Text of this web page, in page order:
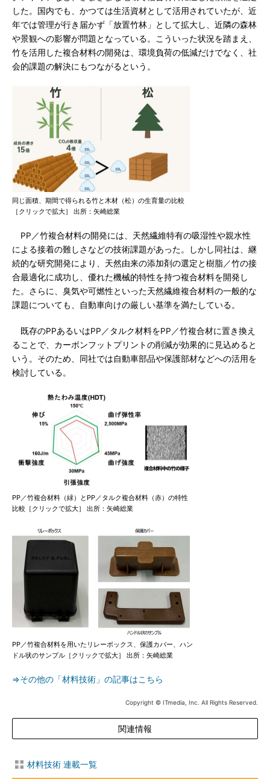
した。国内でも、かつては生活資材として活用されていたが、近
年では管理が行き届かず「放置竹林」として拡大し、近隣の森林
や景観への影響が問題となっている。こういった状況を踏まえ、
竹を活用した複合材料の開発は、環境負荷の低減だけでなく、社
会的課題の解決にもつながるという。
同じ面積、期間で得られる竹と木材（松）の生育量の比較
［クリックで拡大］ 出所：矢崎総業
PP／竹複合材料の開発には、天然繊維特有の吸湿性や親水性
による接着の難しさなどの技術課題があった。しかし同社は、継
続的な研究開発により、天然由来の添加剤の選定と樹脂／竹の接
合最適化に成功し、優れた機械的特性を持つ複合材料を開発し
た。さらに、臭気や可燃性といった天然繊維複合材料の一般的な
課題についても、自動車向けの厳しい基準を満たしている。
既存のPPあるいはPP／タルク材料をPP／竹複合材に置き換え
ることで、カーボンフットプリントの削減が効果的に見込めると
いう。そのため、同社では自動車部品や保護部材などへの活用を
検討している。
PP／竹複合材料（緑）とPP／タルク複合材料（赤）の特性
比較［クリックで拡大］ 出所：矢崎総業
PP／竹複合材料を用いたリレーボックス、保護カバー、ハン
ドル状のサンプル［クリックで拡大］ 出所：矢崎総業
⇒その他の「材料技術」の記事はこちら
Copyright © ITmedia, Inc. All Rights Reserved.
関連情報
材料技術 連載一覧